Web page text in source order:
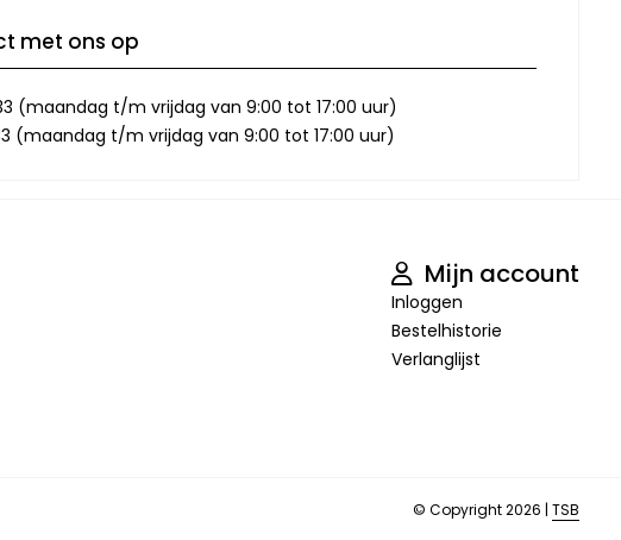
met ons op
(maandag t/m vrijdag van 9:00 tot 17:00 uur)
(maandag t/m vrijdag van 9:00 tot 17:00 uur)
Mijn account
Inloggen
Bestelhistorie
Verlanglijst
© Copyright 2026 | TSB